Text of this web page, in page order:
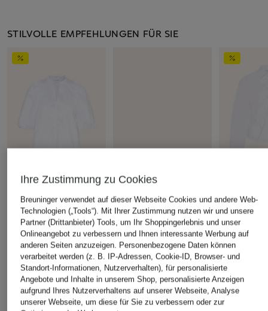
STILVOLLE EMPFEHLUNGEN FÜR SIE
Rich & Royal
Blusenshirt mit Rüschen
CHF 85
Ursprünglich:CHF 119
Rich & Royal
Bluse
CHF 115
MRS &
Hemdbluse
CHF 60
Ursprünglich:
ÄHNLICHE ARTIKEL ENTDECKEN
Ihre Zustimmung zu Cookies
Breuninger verwendet auf dieser Webseite Cookies und andere Web-
Technologien („Tools“). Mit Ihrer Zustimmung nutzen wir und unsere
Partner (Drittanbieter) Tools, um Ihr Shoppingerlebnis und unser
Onlineangebot zu verbessern und Ihnen interessante Werbung auf
anderen Seiten anzuzeigen. Personenbezogene Daten können
verarbeitet werden (z. B. IP-Adressen, Cookie-ID, Browser- und
Standort-Informationen, Nutzerverhalten), für personalisierte
Angebote und Inhalte in unserem Shop, personalisierte Anzeigen
aufgrund Ihres Nutzerverhaltens auf unserer Webseite, Analyse
unserer Webseite, um diese für Sie zu verbessern oder zur